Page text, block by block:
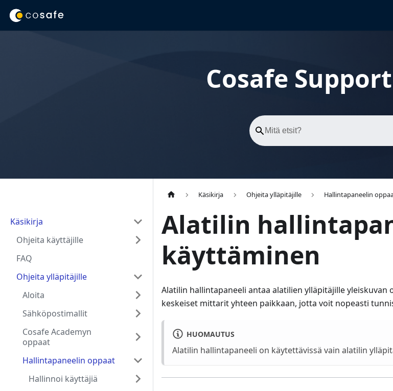
Cosafe
Käsikirja
Ohjeita käyttäjille
FAQ
Ohjeita ylläpitäjille
Aloita
Sähköpostimallit
Cosafe Academyn
oppaat
Hallintapaneelin oppaat
Hallinnoi käyttäjiä
Käsikirja Ohjeita ylläpitäjille Hallintapaneelin
Alatilin
käyttäminen
Alatilin hallintapaneeli antaa alatilien ylläpitäjille yleiskuvan
keskeiset mittarit yhteen paikkaan, jotta voit nopeasti
HUOMAUTUS
Alatilin hallintapaneeli on käytettävissä vain alatilin